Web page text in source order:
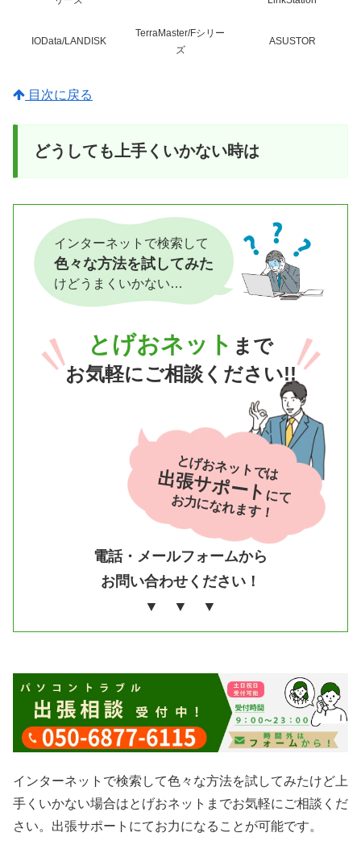
IOData/LANDISK
TerraMaster/Fシリー
ズ
ASUSTOR
目次に戻る
どうしても上手くいかない時は
インターネットで検索して
色々な方法を試してみた
けどうまくいかない…
とげおネット まで
お気軽にご相談ください!!
電話・メールフォームから
お問い合わせください！
▼ ▼ ▼
とげおネットでは
出張サポートにて
お力になれます！
インターネットで検索して色々な方法を試してみたけど上
手くいかない場合はとげおネットまでお気軽にご相談くだ
さい。出張サポートにてお力になることが可能です。